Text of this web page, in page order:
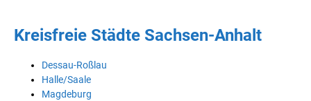
Kreisfreie Städte Sachsen-Anhalt
Dessau-Roßlau
Halle/Saale
Magdeburg